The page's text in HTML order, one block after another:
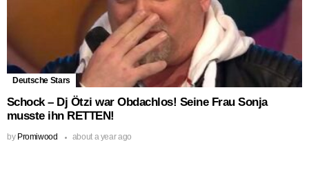
Deutsche Stars
Schock – Dj Ötzi war Obdachlos! Seine Frau Sonja
musste ihn RETTEN!
by Promiwood about a year ago